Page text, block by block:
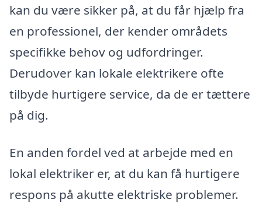
kan du være sikker på, at du får hjælp fra
en professionel, der kender områdets
specifikke behov og udfordringer.
Derudover kan lokale elektrikere ofte
tilbyde hurtigere service, da de er tættere
på dig.
En anden fordel ved at arbejde med en
lokal elektriker er, at du kan få hurtigere
respons på akutte elektriske problemer.